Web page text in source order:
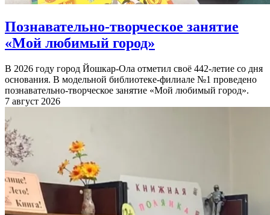
Познавательно-творческое занятие
«Мой любимый город»
В 2026 году город Йошкар-Ола отметил своё 442-летие со дня
основания. В модельной библиотеке-филиале №1 проведено
познавательно-творческое занятие «Мой любимый город».
7 август 2026